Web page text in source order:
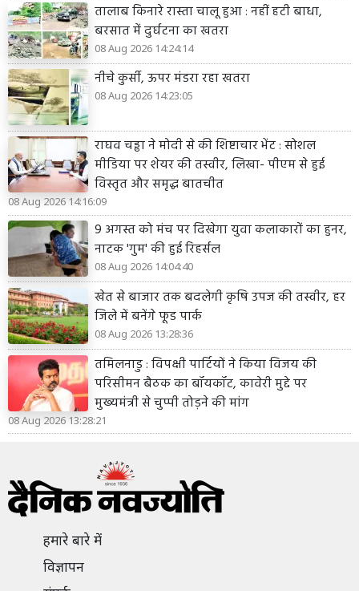
तालाब किनारे रास्ता चालू हुआ : नहीं हटी बाधा,
बरसात में दुर्घटना का खतरा
08 Aug 2026 14:24:14
नीचे कुर्सी, ऊपर मंडरा रहा खतरा
08 Aug 2026 14:23:05
राघव चड्ढा ने मोदी से की शिष्टाचार भेंट : सोशल
मीडिया पर शेयर की तस्वीर, लिखा- पीएम से हुई
विस्तृत और समृद्ध बातचीत
08 Aug 2026 14:16:09
9 अगस्त को मंच पर दिखेगा युवा कलाकारों का हुनर,
नाटक 'गुम' की हुई रिहर्सल
08 Aug 2026 14:04:40
खेत से बाजार तक बदलेगी कृषि उपज की तस्वीर, हर
जिले में बनेंगे फूड पार्क
08 Aug 2026 13:28:36
तमिलनाडु : विपक्षी पार्टियों ने किया विजय की
परिसीमन बैठक का बॉयकॉट, कावेरी मुद्दे पर
मुख्यमंत्री से चुप्पी तोड़ने की मांग
08 Aug 2026 13:28:21
हमारे बारे में
विज्ञापन